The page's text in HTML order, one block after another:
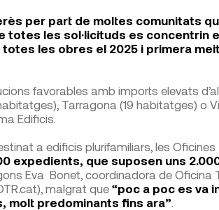
per part de moltes comunitats
totes les sol·licituds es concentrin
les obres el 2025 i primera
favorables amb imports elevats
Tarragona (19 habitatges) o
Edificis.
a edificis plurifamiliars, les
expedients, que suposen uns
Eva Bonet, coordinadora de Oficina
malgrat que “poc a poc es va
molt predominants fins ara”.